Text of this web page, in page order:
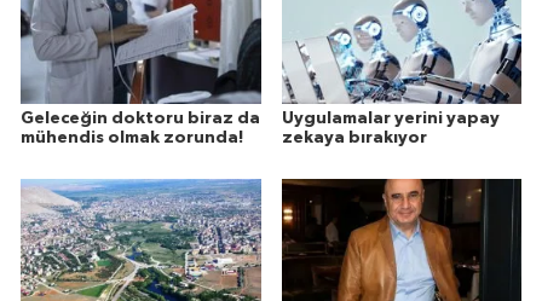
Geleceğin doktoru biraz da
mühendis olmak zorunda!
Uygulamalar yerini yapay
zekaya bırakıyor